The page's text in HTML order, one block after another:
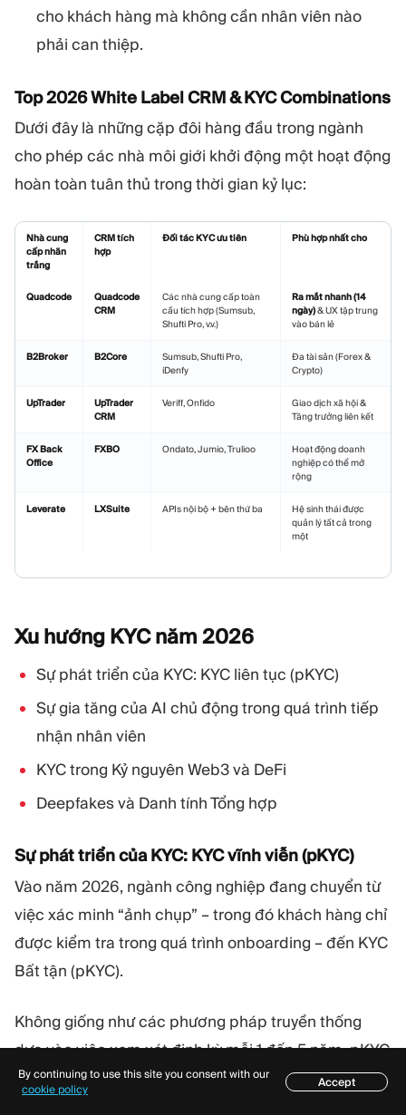
cho khách hàng mà không cần nhân viên nào
phải can thiệp.
Top 2026 White Label CRM & KYC Combinations
Dưới đây là những cặp đôi hàng đầu trong ngành
cho phép các nhà môi giới khởi động một hoạt động
hoàn toàn tuân thủ trong thời gian kỷ lục:
Nhà cung
cấp nhãn
trắng
CRM tích
hợp
Đối tác KYC ưu tiên Phù hợp nhất cho
Quadcode
Quadcode
CRM
Các nhà cung cấp toàn
cầu tích hợp (Sumsub,
Shufti Pro, v.v.)
Ra mắt nhanh (14
ngày)& UX tập trung
vào bán lẻ
B2Broker B2Core
Sumsub, Shufti Pro,
iDenfy
Đa tài sản (Forex &
Crypto)
UpTrader
UpTrader
CRM
Veriff, Onfido
Giao dịch xã hội &
Tăng trưởng liên kết
FX Back
Office
FXBO Ondato, Jumio, Trulioo
Hoạt động doanh
nghiệp có thể mở
rộng
Leverate LXSuite APIs nội bộ + bên thứ ba
Hệ sinh thái được
quản lý tất cả trong
một
Xu hướng KYC năm 2026
Sự phát triển của KYC: KYC liên tục (pKYC)
Sự gia tăng của AI chủ động trong quá trình tiếp
nhận nhân viên
KYC trong Kỷ nguyên Web3 và DeFi
Deepfakes và Danh tính Tổng hợp
Sự phát triển của KYC: KYC vĩnh viễn (pKYC)
Vào năm 2026, ngành công nghiệp đang chuyển từ
việc xác minh “ảnh chụp” – trong đó khách hàng chỉ
được kiểm tra trong quá trình onboarding – đến KYC
Bất tận (pKYC).
Không giống như các phương pháp truyền thống
dựa vào việc xem xét định kỳ mỗi 1 đến 5 năm, pKYC
sử dụng các kích hoạt dựa trên sự kiện. Nếu một
Mục lục
By continuing to use this site you consent with our
cookie policy
Accept